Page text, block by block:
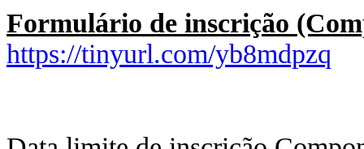
Formulário de inscrição
https://tinyurl.com/yb8mdpzq